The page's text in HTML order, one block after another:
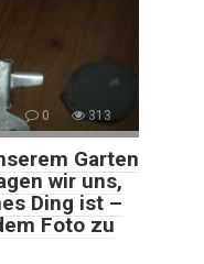
0 313
Garten
wir uns,
Ding ist –
Foto zu